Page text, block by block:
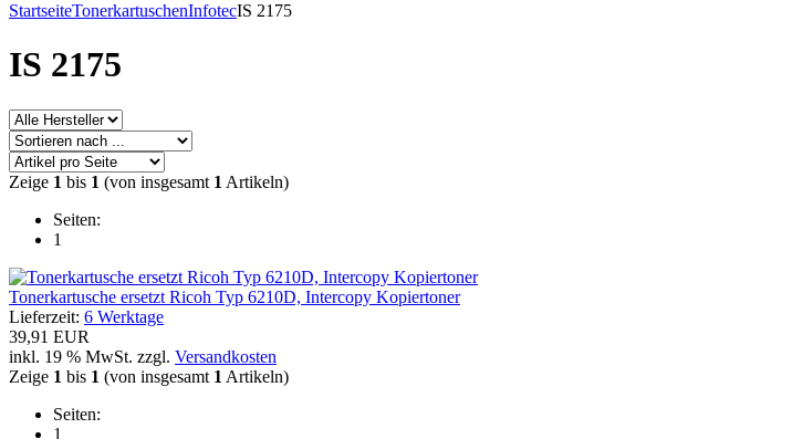
StartseiteTonerkartuschenInfotecIS 2175
IS 2175
Zeige 1 bis 1 (von insgesamt 1 Artikeln)
Seiten:
1
Tonerkartusche ersetzt Ricoh Typ 6210D, Intercopy Kopiertoner
Lieferzeit: 6 Werktage
39,91 EUR
inkl. 19 % MwSt. zzgl. Versandkosten
Zeige 1 bis 1 (von insgesamt 1 Artikeln)
Seiten:
1